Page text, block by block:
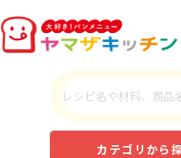
カテゴリから